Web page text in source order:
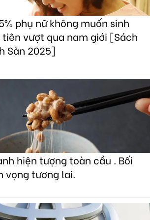
phụ nữ không muốn sinh
vượt qua nam giới [Sách
Sản 2025]
hiện tượng toàn cầu . Bối
vọng tương lai.